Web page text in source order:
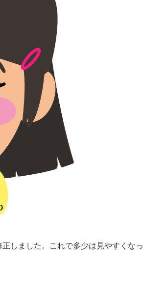
しました。これで多少は見やすくなっ